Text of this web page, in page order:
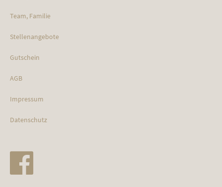
Team, Familie
Stellenangebote
Gutschein
AGB
Impressum
Datenschutz